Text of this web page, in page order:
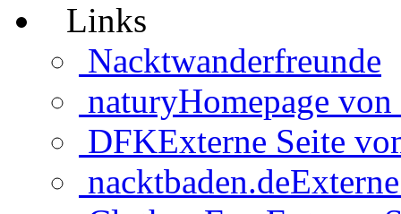
Links
Nacktwanderfreunde
naturyHomepage
DFKExterne Seite
nacktbaden.de